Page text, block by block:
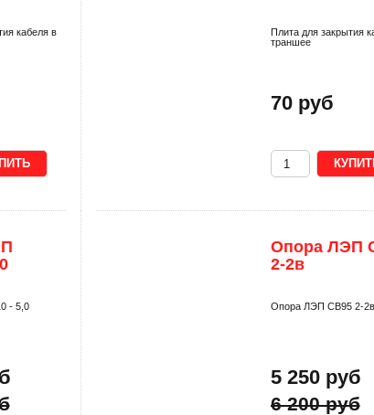
кабеля в
Плита для закрытия
траншее
70 руб
- 5,0
Опора ЛЭП
2-2в
Опора ЛЭП СВ95 2-2в
5 250 руб
6 200 руб